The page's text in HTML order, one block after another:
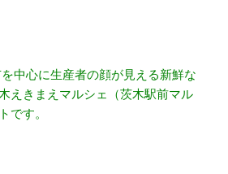
中心に生産者の顔が見える新鮮な
えきまえマルシェ（茨木駅前マル
です。